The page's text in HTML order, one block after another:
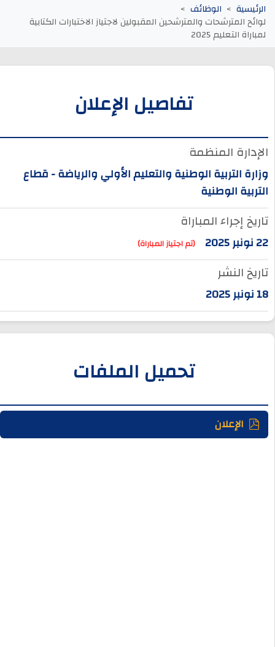
الرئيسية الوظائف
لوائح المترشحات والمترشحين المقبولين لاجتياز الاختبارات الكتابية
لمباراة التعليم 2025
تفاصيل الإعلان
الإدارة المنظمة
وزارة التربية الوطنية والتعليم الأولي والرياضة - قطاع
التربية الوطنية
تاريخ إجراء المباراة
22 نونبر 2025 (تم اجتياز المباراة)
تاريخ النشر
18 نونبر 2025
تحميل الملفات
الإعلان